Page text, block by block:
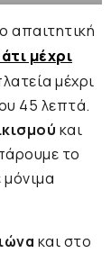
απαιτητική
μέχρι
μέχρι
45 λεπτά.
και
το
μόνιμα
και στο